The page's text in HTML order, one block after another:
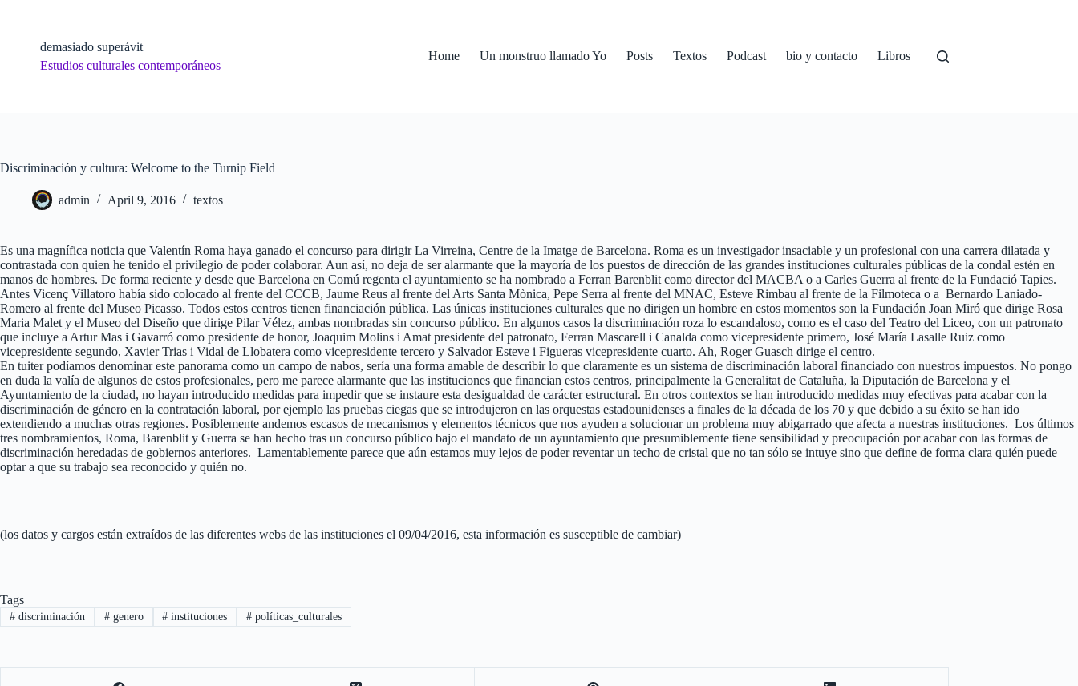
demasiado superávit
Estudios culturales contemporáneos
Home Un monstruo llamado Yo Posts Textos Podcast bio y contacto Libros
Discriminación y cultura: Welcome to the Turnip Field
admin April 9, 2016 textos
Es una magnífica noticia que Valentín Roma haya ganado el concurso para dirigir La Virreina, Centre de la Imatge de Barcelona. Roma es un investigador insaciable y un profesional con una carrera dilatada y
contrastada con quien he tenido el privilegio de poder colaborar. Aun así, no deja de ser alarmante que la mayoría de los puestos de dirección de las grandes instituciones culturales públicas de la condal estén en
manos de hombres. De forma reciente y desde que Barcelona en Comú regenta el ayuntamiento se ha nombrado a Ferran Barenblit como director del MACBA o a Carles Guerra al frente de la Fundació Tapies.
Antes Vicenç Villatoro había sido colocado al frente del CCCB, Jaume Reus al frente del Arts Santa Mònica, Pepe Serra al frente del MNAC, Esteve Rimbau al frente de la Filmoteca o a Bernardo Laniado-
Romero al frente del Museo Picasso. Todos estos centros tienen financiación pública. Las únicas instituciones culturales que no dirigen un hombre en estos momentos son la Fundación Joan Miró que dirige Rosa
Maria Malet y el Museo del Diseño que dirige Pilar Vélez, ambas nombradas sin concurso público. En algunos casos la discriminación roza lo escandaloso, como es el caso del Teatro del Liceo, con un patronato
que incluye a Artur Mas i Gavarró como presidente de honor, Joaquim Molins i Amat presidente del patronato, Ferran Mascarell i Canalda como vicepresidente primero, José María Lasalle Ruiz como
vicepresidente segundo, Xavier Trias i Vidal de Llobatera como vicepresidente tercero y Salvador Esteve i Figueras vicepresidente cuarto. Ah, Roger Guasch dirige el centro.
En tuiter podíamos denominar este panorama como un campo de nabos, sería una forma amable de describir lo que claramente es un sistema de discriminación laboral financiado con nuestros impuestos. No pongo
en duda la valía de algunos de estos profesionales, pero me parece alarmante que las instituciones que financian estos centros, principalmente la Generalitat de Cataluña, la Diputación de Barcelona y el
Ayuntamiento de la ciudad, no hayan introducido medidas para impedir que se instaure esta desigualdad de carácter estructural. En otros contextos se han introducido medidas muy efectivas para acabar con la
discriminación de género en la contratación laboral, por ejemplo las pruebas ciegas que se introdujeron en las orquestas estadounidenses a finales de la década de los 70 y que debido a su éxito se han ido
extendiendo a muchas otras regiones. Posiblemente andemos escasos de mecanismos y elementos técnicos que nos ayuden a solucionar un problema muy abigarrado que afecta a nuestras instituciones. Los últimos
tres nombramientos, Roma, Barenblit y Guerra se han hecho tras un concurso público bajo el mandato de un ayuntamiento que presumiblemente tiene sensibilidad y preocupación por acabar con las formas de
discriminación heredadas de gobiernos anteriores. Lamentablemente parece que aún estamos muy lejos de poder reventar un techo de cristal que no tan sólo se intuye sino que define de forma clara quién puede
optar a que su trabajo sea reconocido y quién no.
(los datos y cargos están extraídos de las diferentes webs de las instituciones el 09/04/2016, esta información es susceptible de cambiar)
Tags
#discriminación #genero # instituciones # políticas_culturales